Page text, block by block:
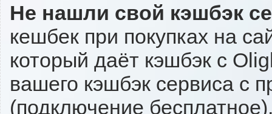
Не нашли свой кэшбэк
кешбек при покупках на
который даёт кэшбэк с
вашего кэшбэк сервиса с
(подключение